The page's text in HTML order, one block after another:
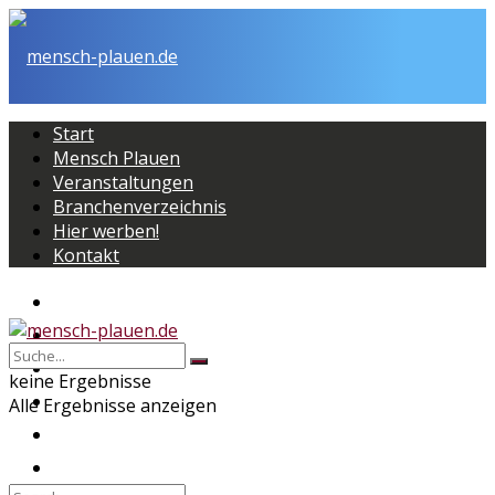
Start
Mensch Plauen
Veranstaltungen
Branchenverzeichnis
Hier werben!
Kontakt
Mensch Plauen
Veranstaltungen
Branchenverzeichnis
keine Ergebnisse
Alle Ergebnisse anzeigen